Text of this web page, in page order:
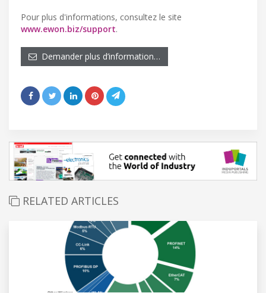
Pour plus d'informations, consultez le site
www.ewon.biz/support.
Demander plus d’information…
RELATED ARTICLES